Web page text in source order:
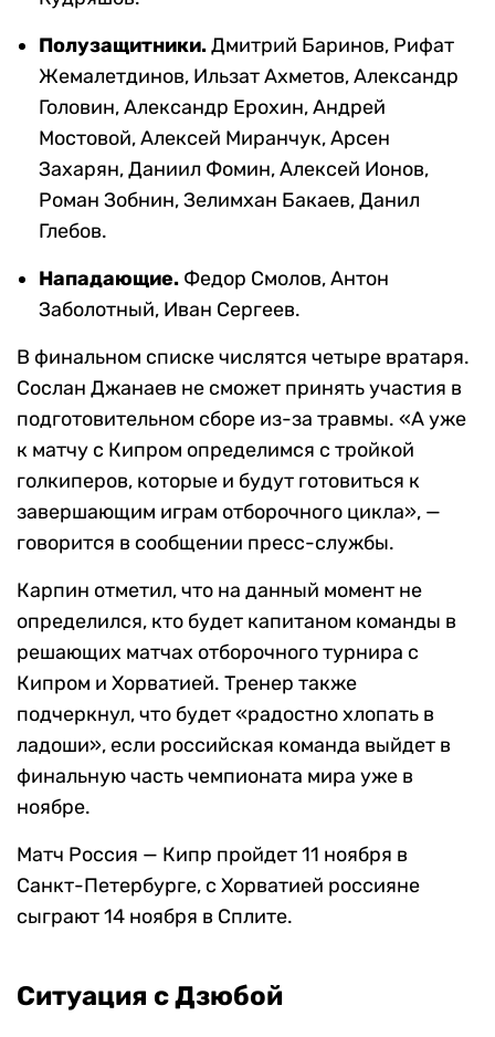
Полузащитники.Дмитрий Баринов, Рифат
Жемалетдинов, Ильзат Ахметов, Александр
Головин, Александр Ерохин, Андрей
Мостовой, Алексей Миранчук, Арсен
Захарян, Даниил Фомин, Алексей Ионов,
Роман Зобнин, Зелимхан Бакаев, Данил
Глебов.
Нападающие. Федор Смолов, Антон
Заболотный, Иван Сергеев.
В финальном списке числятся четыре вратаря.
Сослан Джанаев не сможет принять участия в
подготовительном сборе из-за травмы. «А уже
к матчу с Кипром определимся с тройкой
голкиперов, которые и будут готовиться к
завершающим играм отборочного цикла», —
говорится в сообщении пресс-службы.
Карпин отметил, что на данный момент не
определился, кто будет капитаном команды в
решающих матчах отборочного турнира с
Кипром и Хорватией. Тренер также
подчеркнул, что будет «радостно хлопать в
ладоши», если российская команда выйдет в
финальную часть чемпионата мира уже в
ноябре.
Матч Россия — Кипр пройдет 11 ноября в
Санкт-Петербурге, с Хорватией россияне
сыграют 14 ноября в Сплите.
Ситуация с Дзюбой